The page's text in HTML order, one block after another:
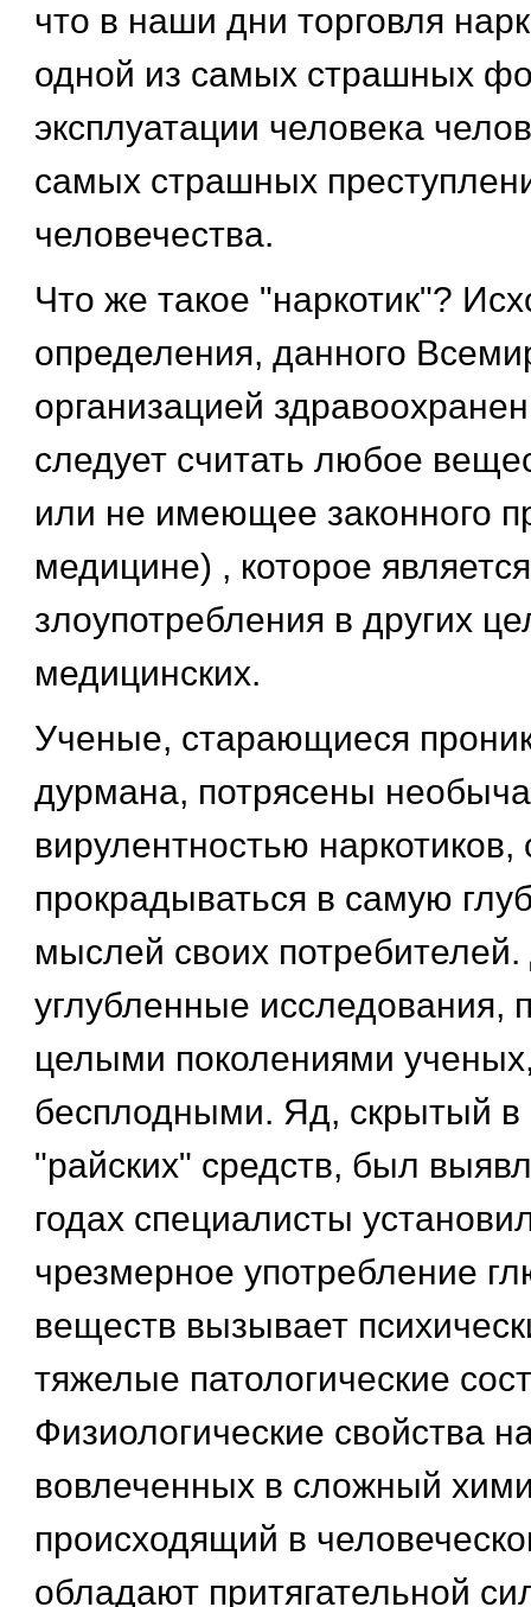
что в наши дни торговля
одной из самых страшных
эксплуатации человека
самых страшных
человечества.
Что же такое "наркотик"?
определения, данного
организацией
следует считать любое
или не имеющее законного
медицине) , которое
злоупотребления в других
медицинских.
Ученые, старающиеся
дурмана, потрясены
вирулентностью наркотиков,
прокрадываться в самую
мыслей своих
углубленные исследования,
целыми поколениями
бесплодными. Яд, скрытый в
"райских" средств, был
годах специалисты
чрезмерное употребление
веществ вызывает
тяжелые патологические
Физиологические свойства
вовлеченных в сложный
происходящий в
обладают притягательной